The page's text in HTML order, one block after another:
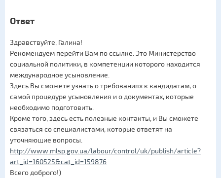
Ответ
Здравствуйте, Галина!
Рекомендуем перейти Вам по ссылке. Это Министерство
социальной политики, в компетенции которого находится
международное усыновление.
Здесь Вы сможете узнать о требованиях к кандидатам, о
самой процедуре усыновления и о документах, которые
необходимо подготовить.
Кроме того, здесь есть полезные контакты, и Вы сможете
связаться со специалистами, которые ответят на
уточняющие вопросы.
http://www.mlsp.gov.ua/labour/control/uk/publish/article?
art_id=160525&cat_id=159876
Всего доброго!)